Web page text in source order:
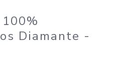
Diamante -